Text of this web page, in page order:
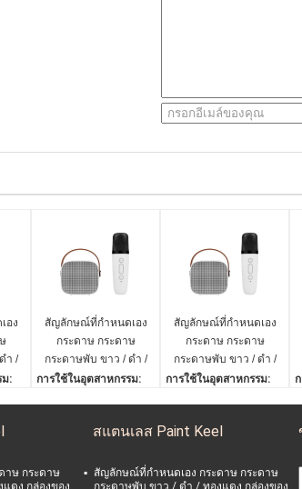
อง
า /
ง
ม:
น
สัญลักษณ์ที่กําหนดเอง
กระดาษ กระดาษ
กระดาษพับ ขาว / ดํา /
ทองแดง กล่องของ
การใช้ในอุตสาหกรรม:
เสื้อผ้า รองเท้า ชุดชั้นใน
กระดาษแข็ง
สัญลักษณ์ที่กําหนดเอง
กระดาษ กระดาษ
กระดาษพับ ขาว / ดํา /
ทองแดง กล่องของ
การใช้ในอุตสาหกรรม:
เสื้อผ้า รองเท้า ชุดชั้นใน
กระดาษแข็ง
าษ กระดาษ
ดง กล่องของ
สแตนเลส Paint Keel
สัญลักษณ์ที่กําหนดเอง กระดาษ กระดาษ
กระดาษพับ ขาว / ดํา / ทองแดง กล่องของ